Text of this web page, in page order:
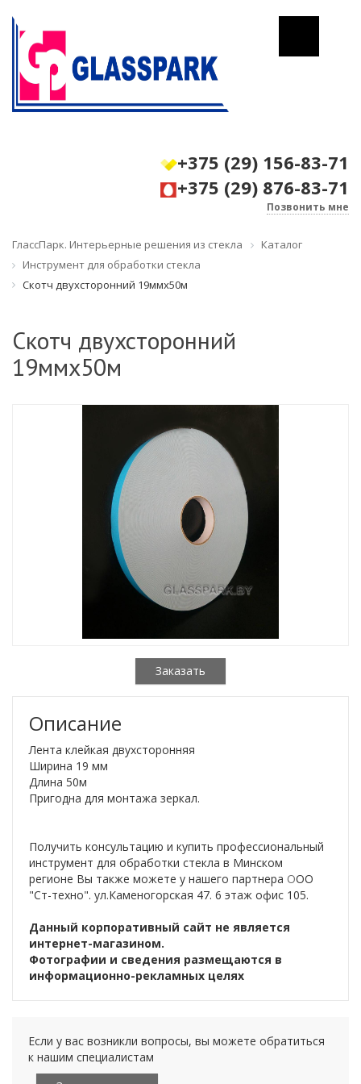
+375 (29) 156-83-71
+375 (29) 876-83-71
Позвонить мне
ГлассПарк. Интерьерные решения из стекла
Каталог
Инструмент для обработки стекла
Скотч двухсторонний 19ммх50м
Скотч двухсторонний
19ммх50м
Заказать
Описание
Лента клейкая двухсторонняя
Ширина 19 мм
Длина 50м
Пригодна для монтажа зеркал.
Получить консультацию и купить профессиональный
инструмент для обработки стекла в Минском
регионе Вы также можете у нашего партнера ООО
"Ст-техно". ул.Каменогорская 47. 6 этаж офис 105.
Данный корпоративный сайт не является
интернет-магазином.
Фотографии и сведения размещаются в
информационно-рекламных целях
Если у вас возникли вопросы, вы можете обратиться
к нашим специалистам